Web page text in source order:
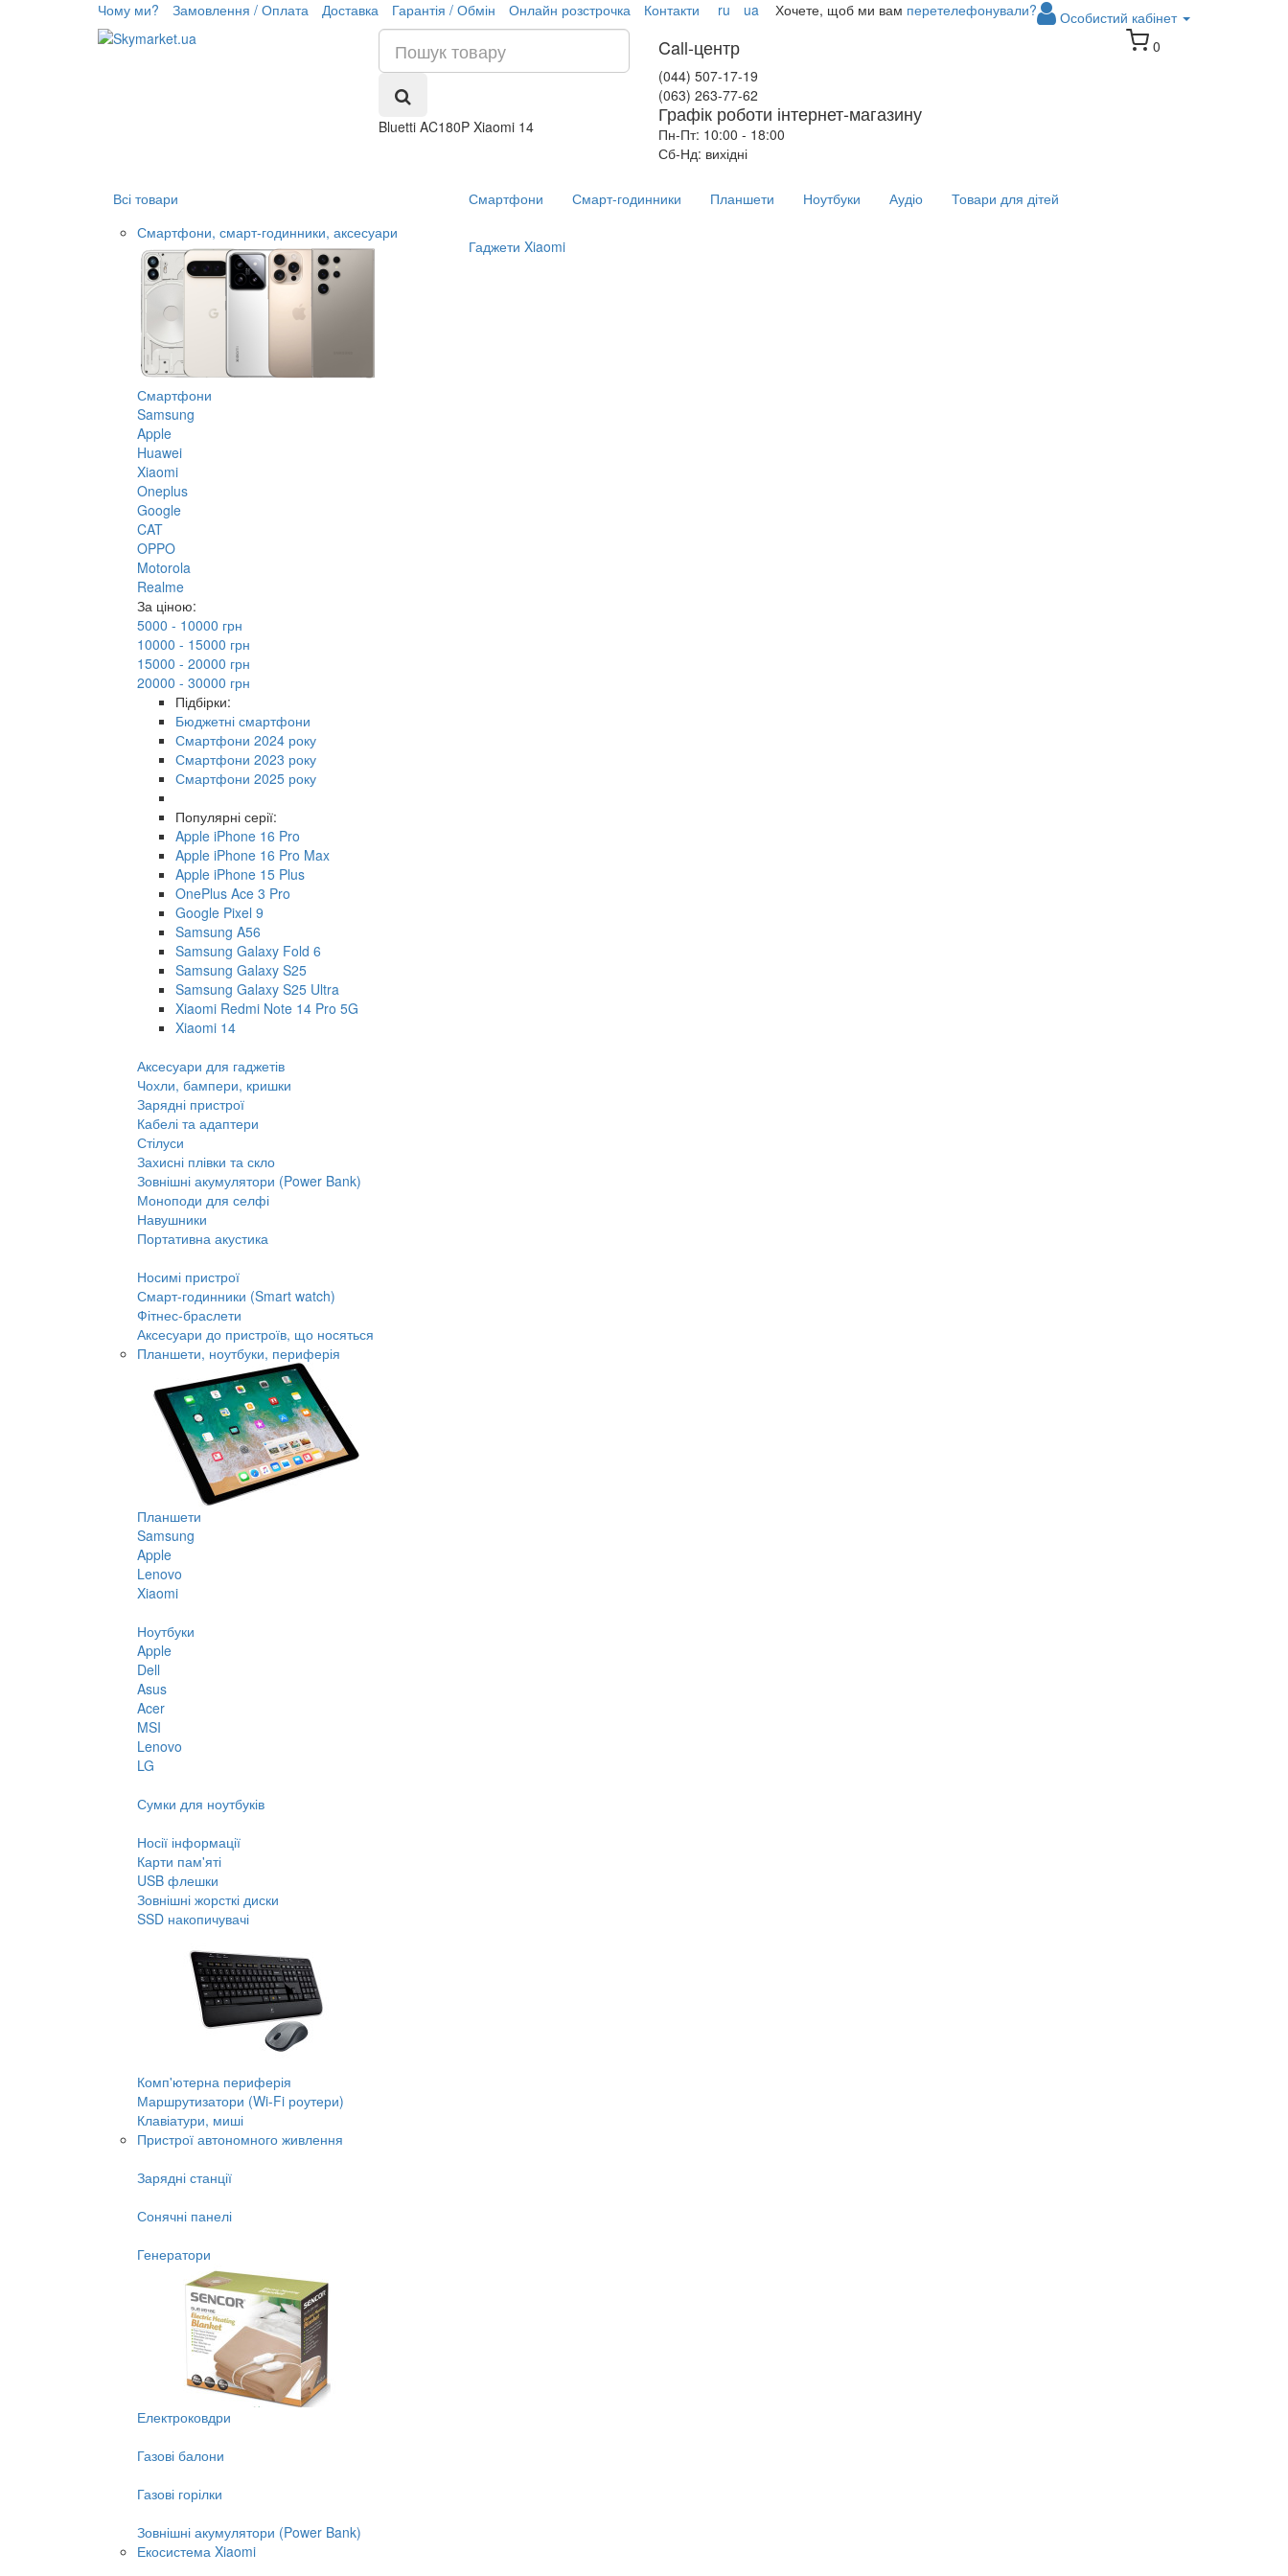
Чому ми? Замовлення / Оплата Доставка Гарантія / Обмін Онлайн розстрочка Контакти ru ua Особистий кабінет
Хочете, щоб ми вам перетелефонували?
Bluetti AC180P Xiaomi 14
Call-центр
(044) 507-17-19
(063) 263-77-62
Графік роботи інтернет-магазину
Пн-Пт: 10:00 - 18:00
Сб-Нд: вихідні
0
Всі товари
Смартфони, смарт-годинники, аксесуари
Смартфони
Samsung
Apple
Huawei
Xiaomi
Oneplus
Google
CAT
OPPO
Motorola
Realme
За ціною:
5000 - 10000 грн
10000 - 15000 грн
15000 - 20000 грн
20000 - 30000 грн
Підбірки:
Бюджетні смартфони
Смартфони 2024 року
Смартфони 2023 року
Смартфони 2025 року
Популярні серії:
Apple iPhone 16 Pro
Apple iPhone 16 Pro Max
Apple iPhone 15 Plus
OnePlus Ace 3 Pro
Google Pixel 9
Samsung A56
Samsung Galaxy Fold 6
Samsung Galaxy S25
Samsung Galaxy S25 Ultra
Xiaomi Redmi Note 14 Pro 5G
Xiaomi 14
Аксесуари для гаджетів
Чохли, бампери, кришки
Зарядні пристрої
Кабелі та адаптери
Стілуси
Захисні плівки та скло
Зовнішні акумулятори (Power Bank)
Моноподи для селфі
Навушники
Портативна акустика
Носимі пристрої
Смарт-годинники (Smart watch)
Фітнес-браслети
Аксесуари до пристроїв, що носяться
Планшети, ноутбуки, периферія
Планшети
Samsung
Apple
Lenovo
Xiaomi
Ноутбуки
Apple
Dell
Asus
Acer
MSI
Lenovo
LG
Сумки для ноутбуків
Носії інформації
Карти пам'яті
USB флешки
Зовнішні жорсткі диски
SSD накопичувачі
Комп'ютерна периферія
Маршрутизатори (Wi-Fi роутери)
Клавіатури, миші
Пристрої автономного живлення
Зарядні станції
Сонячні панелі
Генератори
Електроковдри
Газові балони
Газові горілки
Зовнішні акумулятори (Power Bank)
Екосистема Xiaomi
Смартфони Смарт-годинники Планшети Ноутбуки Аудіо Товари для дітей
Гаджети Xiaomi